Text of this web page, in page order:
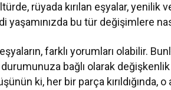
rüyada kırılan eşyalar, yenilik
yaşamınızda bu tür değişimlere
farklı yorumları olabilir.
bağlı olarak
ki, her bir parça